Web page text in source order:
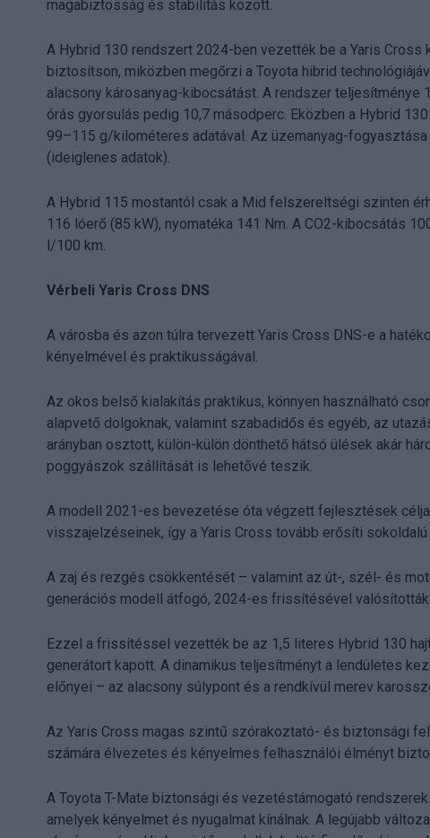
magabiztosság és stabilitás között.
A Hybrid 130 rendszert 2024-ben vezették be a Yaris Cross
biztosítson, miközben megőrzi a Toyota hibrid
alacsony károsanyag-kibocsátást. A rendszer teljesítménye
órás gyorsulás pedig 10,7 másodperc. Eközben a Hybrid
99–115 g/kilométeres adatával. Az üzemanyag-
(ideiglenes adatok).
A Hybrid 115 mostantól csak a Mid felszereltségi szinten
116 lóerő (85 kW), nyomatéka 141 Nm. A CO2-kibocsátás
l/100 km.
Vérbeli Yaris Cross DNS
A városba és azon túlra tervezett Yaris Cross DNS-e a
kényelmével és praktikusságával.
Az okos belső kialakítás praktikus, könnyen használható
alapvető dolgoknak, valamint szabadidős és egyéb, az
arányban osztott, külön-külön dönthető hátsó ülések akár
poggyászok szállítását is lehetővé teszik.
A modell 2021-es bevezetése óta végzett fejlesztések
visszajelzéseinek, így a Yaris Cross tovább erősíti
A zaj és rezgés csökkentését – valamint az út-, szél- és
generációs modell átfogó, 2024-es frissítésével valósították
Ezzel a frissítéssel vezették be az 1,5 literes Hybrid 130
generátort kapott. A dinamikus teljesítményt a lendületes
előnyei – az alacsony súlypont és a rendkívül merev
Az Yaris Cross magas szintű szórakoztató- és biztonsági
számára élvezetes és kényelmes felhasználói élményt
A Toyota T-Mate biztonsági és vezetéstámogató
amelyek kényelmet és nyugalmat kínálnak. A legújabb